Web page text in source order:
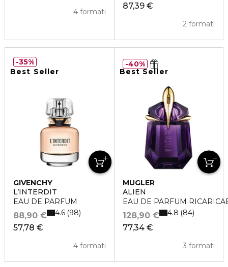
4 formati
87,39 €
2 formati
Best Seller
GIVENCHY
L’INTERDIT
EAU DE PARFUM
57,78 €
88,90 €
4 formati
4.6 98
35%
Best Seller
MUGLER
ALIEN
EAU DE PARFUM
77,34 €
128,90 €
3 formati
4.8 84
40%